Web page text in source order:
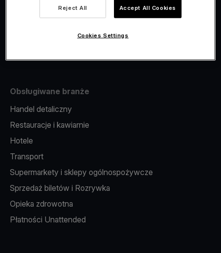
Fiskalizacja
Obsługiwane branże
Handel detaliczny
Restauracje i kawiarnie
Hotele
Transport
Supermarkety i sklepy ogólnospożywcze
Sprzedaż biletów i Rozrywka
Opieka zdrowotna
Płatności Unattended
Reject All Accept All Cookies
Cookies Settings